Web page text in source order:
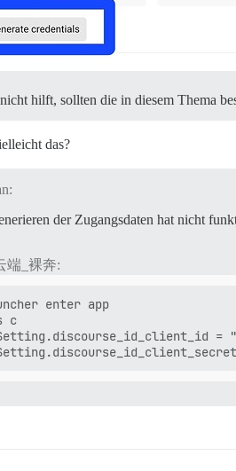
hilft, sollten die in diesem Thema
das?
der Zugangsdaten hat nicht
端_裸奔:
enter app
c
=